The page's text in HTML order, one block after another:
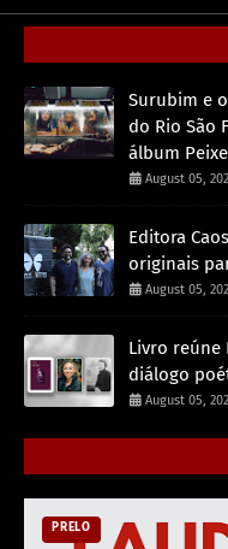
Surubim e
do Rio São
álbum
August 05,
Editora
originais
August 05,
Livro reúne
diálogo
August 05,
PRELO